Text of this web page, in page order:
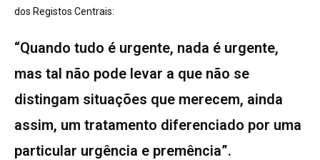
dos Registos Centrais:
“Quando tudo é urgente, nada é urgente,
mas tal não pode levar a que não se
distingam situações que merecem, ainda
assim, um tratamento diferenciado por uma
particular urgência e premência”.